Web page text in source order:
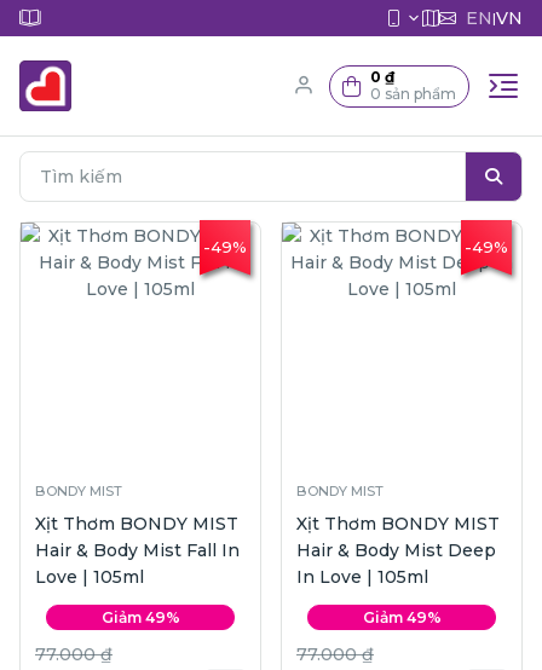
EN|VN
0 ₫
0 sản phẩm
-49%
BONDY MIST
Xịt Thơm BONDY MIST
Hair & Body Mist Fall In
Love | 105ml
Giảm 49%
77.000 ₫
-49%
BONDY MIST
Xịt Thơm BONDY MIST
Hair & Body Mist Deep
In Love | 105ml
Giảm 49%
77.000 ₫